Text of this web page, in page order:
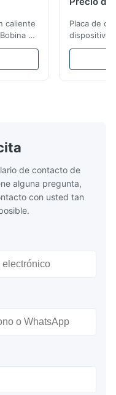
caliente
de
frío
Placa de
dispositivos
Precio de
de acero
de contacto de
alguna pregunta,
con usted tan